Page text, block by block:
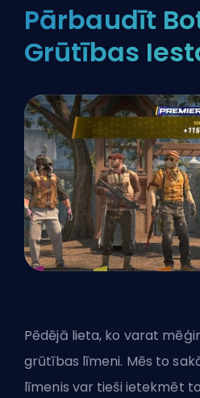
Pārbaudīt
Grūtības
Pēdējā lieta, ko varat
grūtības līmeni. Mēs to
līmenis var tieši ietekmēt